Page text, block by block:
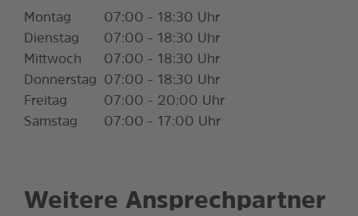
Montag
07:00 - 18:30 Uhr
Dienstag
07:00 - 18:30 Uhr
Mittwoch
07:00 - 18:30 Uhr
Donnerstag
07:00 - 18:30 Uhr
Freitag
07:00 - 20:00 Uhr
Samstag
07:00 - 17:00 Uhr
Weitere Ansprechpartner